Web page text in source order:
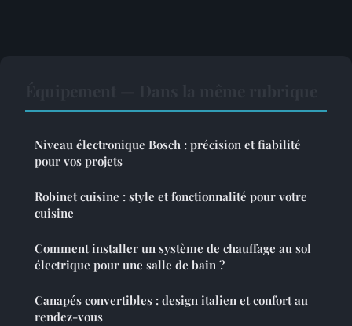
Niveau électronique Bosch : précision et fiabilité
pour vos projets
Robinet cuisine : style et fonctionnalité pour votre
cuisine
Comment installer un système de chauffage au sol
électrique pour une salle de bain ?
Canapés convertibles : design italien et confort au
rendez-vous